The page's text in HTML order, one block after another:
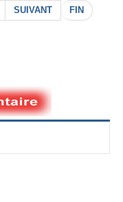
SUIVANT FIN